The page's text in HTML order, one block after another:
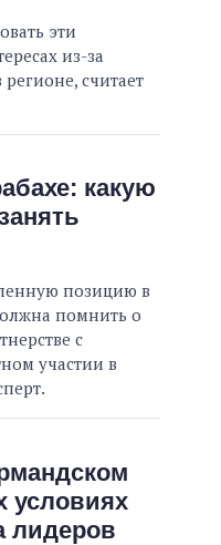
эти
из-за
считает
какую
позицию в
помнить о
с
участии в
условиях
лидеров